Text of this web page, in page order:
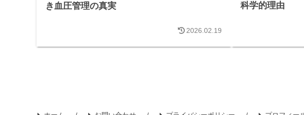
き血圧管理の真実
2026.02.19
科学的理由